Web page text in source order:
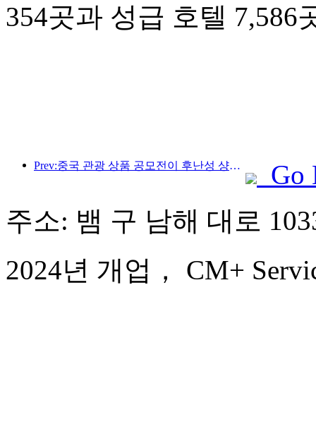
354곳과 성급 호텔 7,586
Prev:중국 관광 상품 공모전이 후난성 샹탄에서 성공적으로 개최되었습니다.
Go
주소: 뱀 구 남해 대로
2024년 개업， CM+